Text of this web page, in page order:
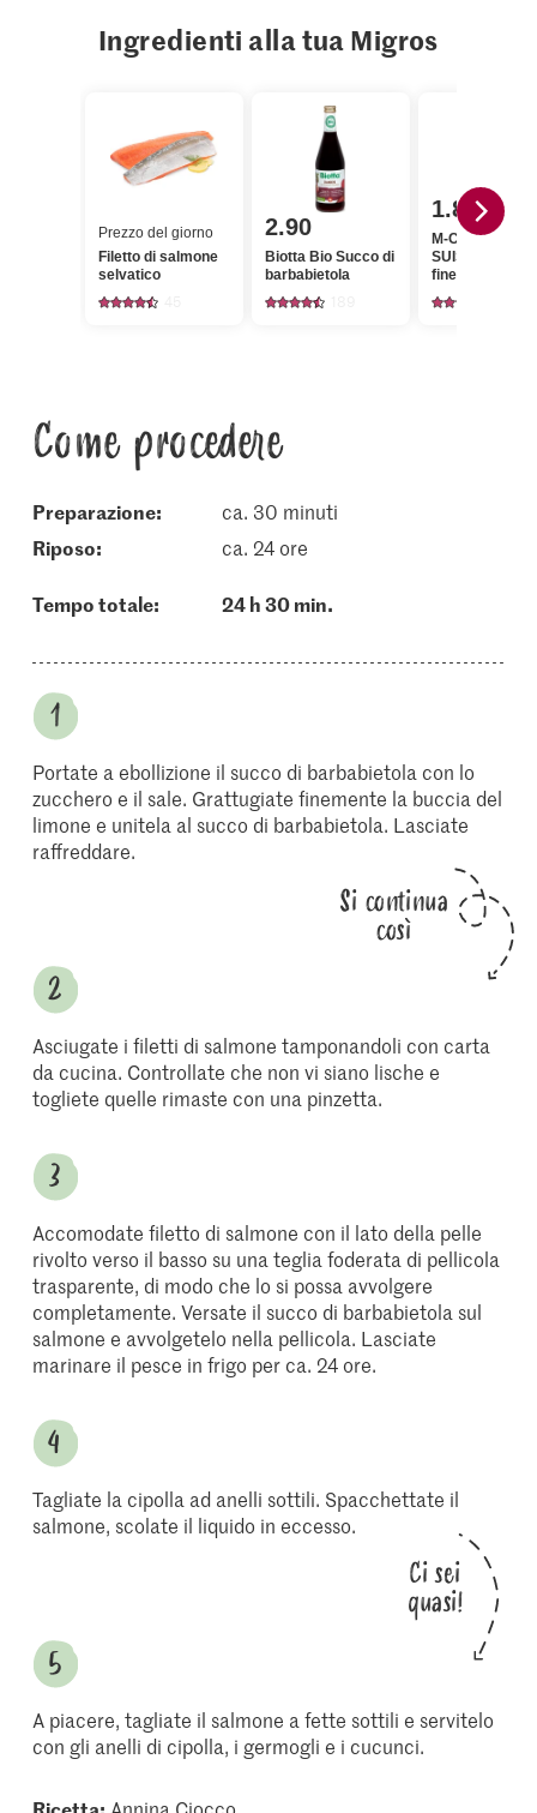
Ingredienti alla tua Migros
Prezzo del giorno
Filetto di salmone
selvatico
2.90
Biotta Bio Succo di
barbabietola
1.80
M-Classic IP-
SUISSE
fine
Cristal
Come procedere
Preparazione:
ca. 30 minuti
riposo:
ca. 24 ore
Tempo totale: 24 h 30 min.
Portate a ebollizione il succo di barbabietola con lo
zucchero e il sale. Grattugiate finemente la buccia del
limone e unitela al succo di barbabietola. Lasciate
raffreddare.
Si continua
così
Asciugate i filetti di salmone tamponandoli con carta
da cucina. Controllate che non vi siano lische e
togliete quelle rimaste con una pinzetta.
Accomodate filetto di salmone con il lato della pelle
rivolto verso il basso su una teglia foderata di pellicola
trasparente, di modo che lo si possa avvolgere
completamente. Versate il succo di barbabietola sul
salmone e avvolgetelo nella pellicola. Lasciate
marinare il pesce in frigo per ca. 24 ore.
Tagliate la cipolla ad anelli sottili. Spacchettate il
salmone, scolate il liquido in eccesso.
Ci sei
quasi!
A piacere, tagliate il salmone a fette sottili e servitelo
con gli anelli di cipolla, i germogli e i cucunci.